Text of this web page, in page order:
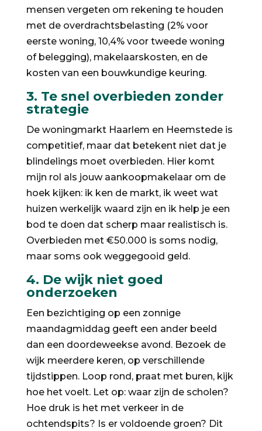
mensen vergeten om rekening te houden
met de overdrachtsbelasting (2% voor
eerste woning, 10,4% voor tweede woning
of belegging), makelaarskosten, en de
kosten van een bouwkundige keuring.
3. Te snel overbieden zonder
strategie
De woningmarkt Haarlem en Heemstede is
competitief, maar dat betekent niet dat je
blindelings moet overbieden. Hier komt
mijn rol als jouw aankoopmakelaar om de
hoek kijken: ik ken de markt, ik weet wat
huizen werkelijk waard zijn en ik help je een
bod te doen dat scherp maar realistisch is.
Overbieden met €50.000 is soms nodig,
maar soms ook weggegooid geld.
4. De wijk niet goed
onderzoeken
Een bezichtiging op een zonnige
maandagmiddag geeft een ander beeld
dan een doordeweekse avond. Bezoek de
wijk meerdere keren, op verschillende
tijdstippen. Loop rond, praat met buren, kijk
hoe het voelt. Let op: waar zijn de scholen?
Hoe druk is het met verkeer in de
ochtendspits? Is er voldoende groen? Dit